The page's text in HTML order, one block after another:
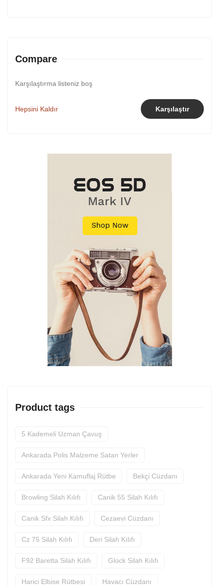
Compare
Karşılaştırma listeniz boş
Hepsini Kaldır Karşılaştır
Product tags
5 Kademeli Uzman Çavuş
Ankarada Polis Malzeme Satan Yerler
Ankarada Yeni Kamuflaj Rütbe Bekçi Cüzdanı
Browling Silah Kılıfı Canik 55 Silah Kılıfı
Canik Sfx Silah Kılıfı Cezaevi Cüzdanı
Cz 75 Silah Kılıfı Deri Silah Kılıfı
F92 Baretta Silah Kılıfı Glock Silah Kılıfı
Harici Elbise Rütbesi Havacı Cüzdanı